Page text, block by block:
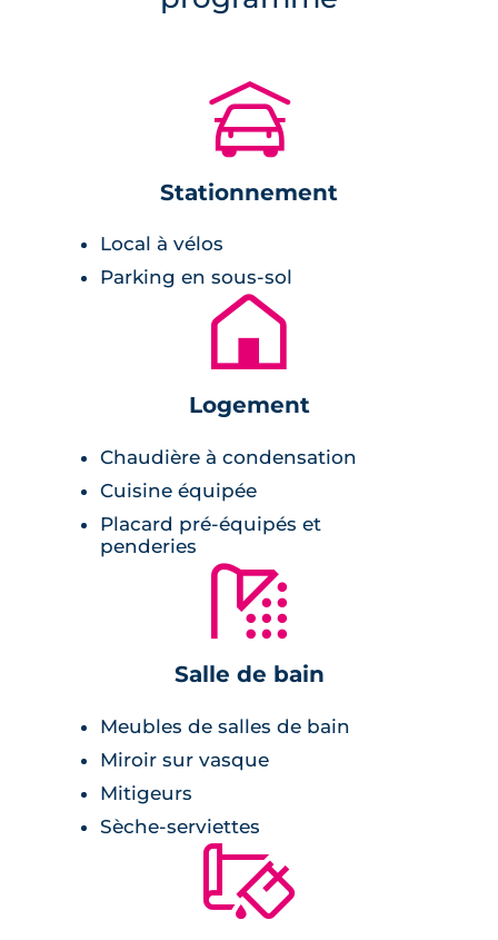
Le programme immobilier est entièrement
un badge d'accès ou un digicode donné aux
habitants.
🚗
Stationnement
Local à vélos
Parking en sous-sol
🏚
Logement
Chaudière à condensation
Cuisine équipée
Placard pré-équipés et
penderies
🚿
Salle de bain
Meubles de salles de bain
Miroir sur vasque
Mitigeurs
Sèche-serviettes
🔨